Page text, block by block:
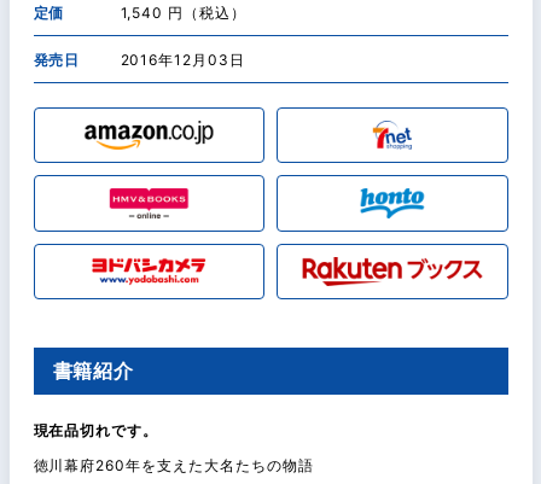
定価 1,540 円（税込）
発売日 2016年12月03日
書籍紹介
現在品切れです。
徳川幕府260年を支えた大名たちの物語